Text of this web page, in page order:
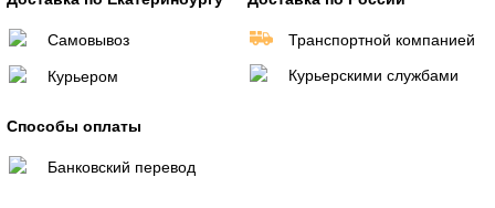
Самовывоз
Курьером
Транспортной компанией
Курьерскими службами
Способы оплаты
Банковский перевод